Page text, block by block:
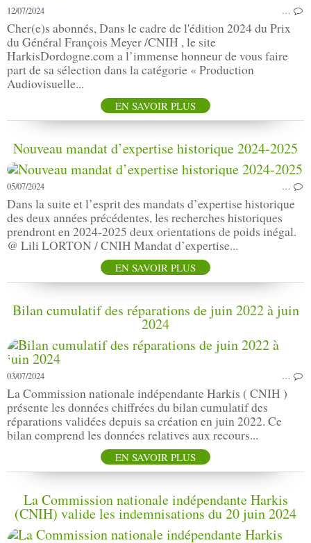
12/07/2024 …
Cher(e)s abonnés, Dans le cadre de l'édition 2024 du Prix
du Général François Meyer /CNIH , le site
HarkisDordogne.com a l’immense honneur de vous faire
part de sa sélection dans la catégorie « Production
Audiovisuelle...
EN SAVOIR PLUS
Nouveau mandat d’expertise historique 2024-2025
05/07/2024 …
Dans la suite et l’esprit des mandats d’expertise historique
des deux années précédentes, les recherches historiques
prendront en 2024-2025 deux orientations de poids inégal.
@ Lili LORTON / CNIH Mandat d’expertise...
EN SAVOIR PLUS
Bilan cumulatif des réparations de juin 2022 à juin
2024
03/07/2024 …
La Commission nationale indépendante Harkis ( CNIH )
présente les données chiffrées du bilan cumulatif des
réparations validées depuis sa création en juin 2022. Ce
bilan comprend les données relatives aux recours...
EN SAVOIR PLUS
La Commission nationale indépendante Harkis
(CNIH) valide les indemnisations du 20 juin 2024